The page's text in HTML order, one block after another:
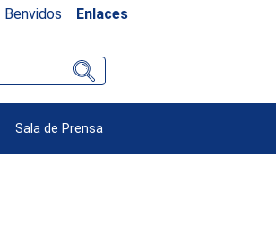
Benvidos Enlaces
Sala de Prensa